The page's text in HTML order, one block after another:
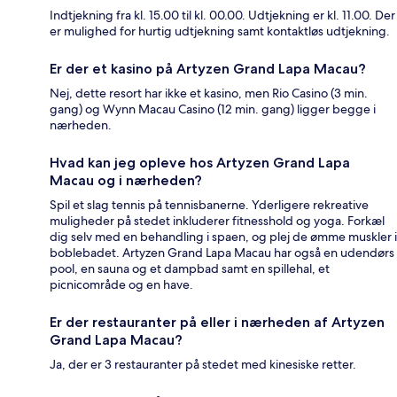
Indtjekning fra kl. 15.00 til kl. 00.00. Udtjekning er kl. 11.00. Der
er mulighed for hurtig udtjekning samt kontaktløs udtjekning.
Er der et kasino på Artyzen Grand Lapa Macau?
Nej, dette resort har ikke et kasino, men Rio Casino (3 min.
gang) og Wynn Macau Casino (12 min. gang) ligger begge i
nærheden.
Hvad kan jeg opleve hos Artyzen Grand Lapa
Macau og i nærheden?
Spil et slag tennis på tennisbanerne. Yderligere rekreative
muligheder på stedet inkluderer fitnesshold og yoga. Forkæl
dig selv med en behandling i spaen, og plej de ømme muskler i
boblebadet. Artyzen Grand Lapa Macau har også en udendørs
pool, en sauna og et dampbad samt en spillehal, et
picnicområde og en have.
Er der restauranter på eller i nærheden af Artyzen
Grand Lapa Macau?
Ja, der er 3 restauranter på stedet med kinesiske retter.